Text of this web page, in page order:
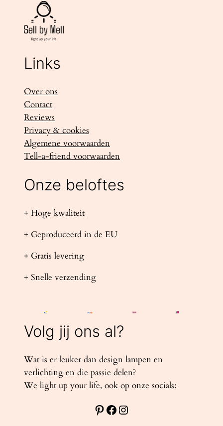
Links
Over ons
Contact
Reviews
Privacy & cookies
Algemene voorwaarden
Tell-a-friend voorwaarden
Onze beloftes
+ Hoge kwaliteit
+ Geproduceerd in de EU
+ Gratis levering
+ Snelle verzending
Volg jij ons al?
Wat is er leuker dan design lampen en
verlichting en die passie delen?
We light up your life, ook op onze socials:
Pinterest Facebook Instagram